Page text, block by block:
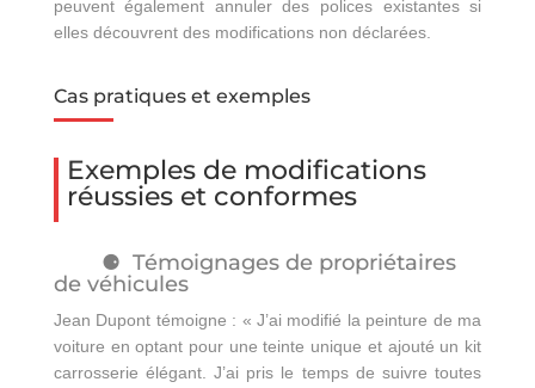
peuvent également annuler des polices existantes si
elles découvrent des modifications non déclarées.
Cas pratiques et exemples
Exemples de modifications
réussies et conformes
Témoignages de propriétaires
de véhicules
Jean Dupont témoigne : « J’ai modifié la peinture de ma
voiture en optant pour une teinte unique et ajouté un kit
carrosserie élégant. J’ai pris le temps de suivre toutes